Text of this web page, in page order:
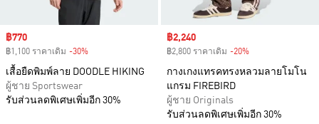
Sale price
฿770
฿1,100 ราคาเดิม -30%
เสื้อยืดพิมพ์ลาย DOODLE HIKING
ผู้ชาย Sportswear
รับส่วนลดพิเศษเพิ่มอีก 30%
Sale price
฿2,240
฿2,800 ราคาเดิม -20%
กางเกงแทรคทรงหลวมลายโมโน
แกรม FIREBIRD
ผู้ชาย Originals
รับส่วนลดพิเศษเพิ่มอีก 30%